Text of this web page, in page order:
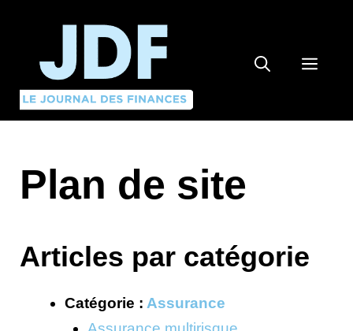
contenu
Plan de site
Articles par catégorie
Catégorie : Assurance